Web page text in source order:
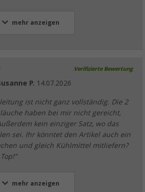
mehr anzeigen
Verifizierte Bewertung
P. 14.07.2026
ist nicht ganz vollständig. Die 2
haben bei mir nicht gereicht,
kein einziger Satz, wo das
sei. Ihr könntet den Artikel auch ein
und gleich Kühlmittel mitliefern?
mehr anzeigen